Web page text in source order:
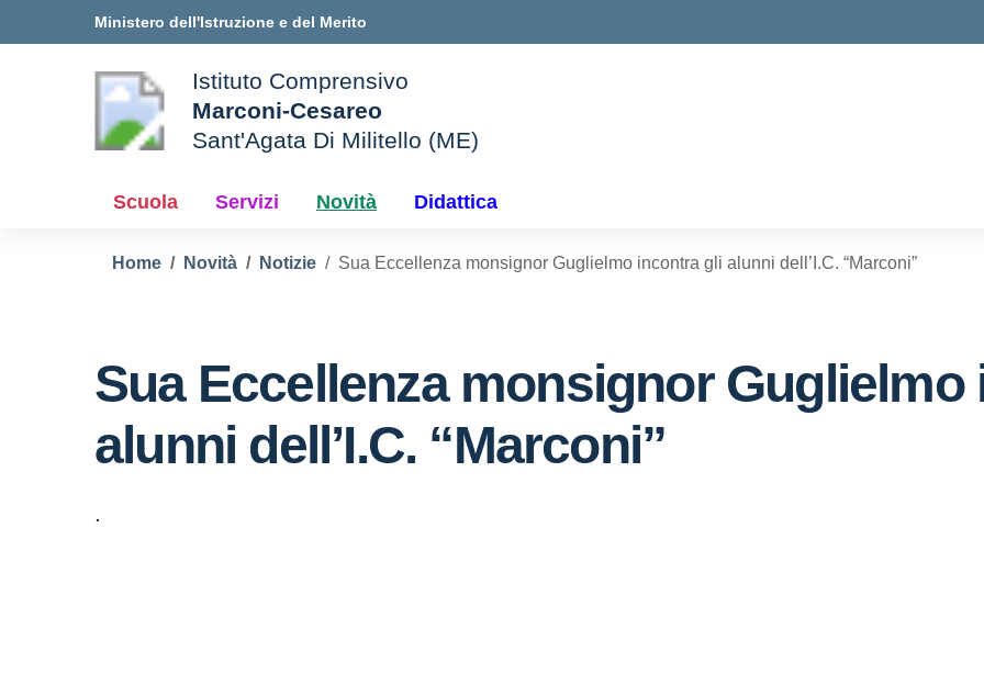
Ministero dell'Istruzione e del Merito
della scuola
Istituto Comprensivo
Marconi-Cesareo
Sant'Agata Di Militello (ME)
Scuola Servizi Novità Didattica
Home Novità Notizie Sua Eccellenza monsignor Guglielmo incontra gli alunni dell’I.C. “Marconi”
Sua Eccellenza monsignor Guglielmo
alunni dell’I.C. “Marconi”
.